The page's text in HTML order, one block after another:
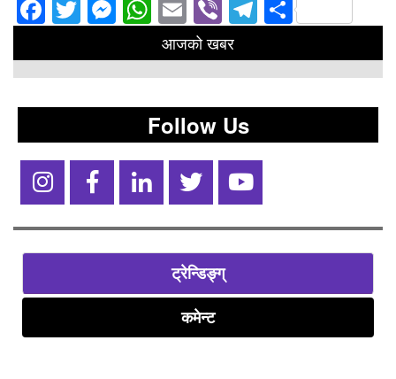
Facebook
Twitter
Messenger
WhatsApp
EmailViberTelegram
Share
आजको खबर
Follow Us
ट्रेन्डिङ्ग्
कमेन्ट